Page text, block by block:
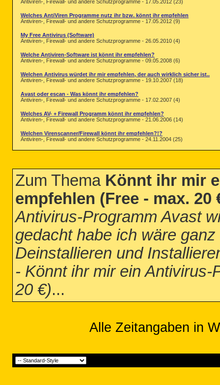
Antiviren-, Firewall- und andere Schutzprogramme - 17.05.2012 (23)
Welches AntiViren Programme nutz ihr bzw. könnt ihr empfehlen
Antiviren-, Firewall- und andere Schutzprogramme - 17.05.2012 (9)
My Free Antivirus (Software)
Antiviren-, Firewall- und andere Schutzprogramme - 26.05.2010 (4)
Welche Antiviren-Software ist könnt ihr empfehlen?
Antiviren-, Firewall- und andere Schutzprogramme - 09.05.2008 (6)
Welchen Antivirus würdet ihr mir empfehlen, der auch wirklich sicher ist..
Antiviren-, Firewall- und andere Schutzprogramme - 19.10.2007 (18)
Avast oder escan - Was könnt ihr empfehlen?
Antiviren-, Firewall- und andere Schutzprogramme - 17.02.2007 (4)
Welches AV- + Firewall Programm könnt ihr empfehlen?
Antiviren-, Firewall- und andere Schutzprogramme - 21.06.2006 (14)
Welchen Virenscanner/Firewall könnt ihr empfehlen?!?
Antiviren-, Firewall- und andere Schutzprogramme - 24.11.2004 (25)
Zum Thema Könnt ihr mir
empfehlen (Free - max. 20
Antivirus-Programm Avast
gedacht habe ich wäre
Deinstallieren und
- Könnt ihr mir ein
20 €)...
Alle Zeitangaben in